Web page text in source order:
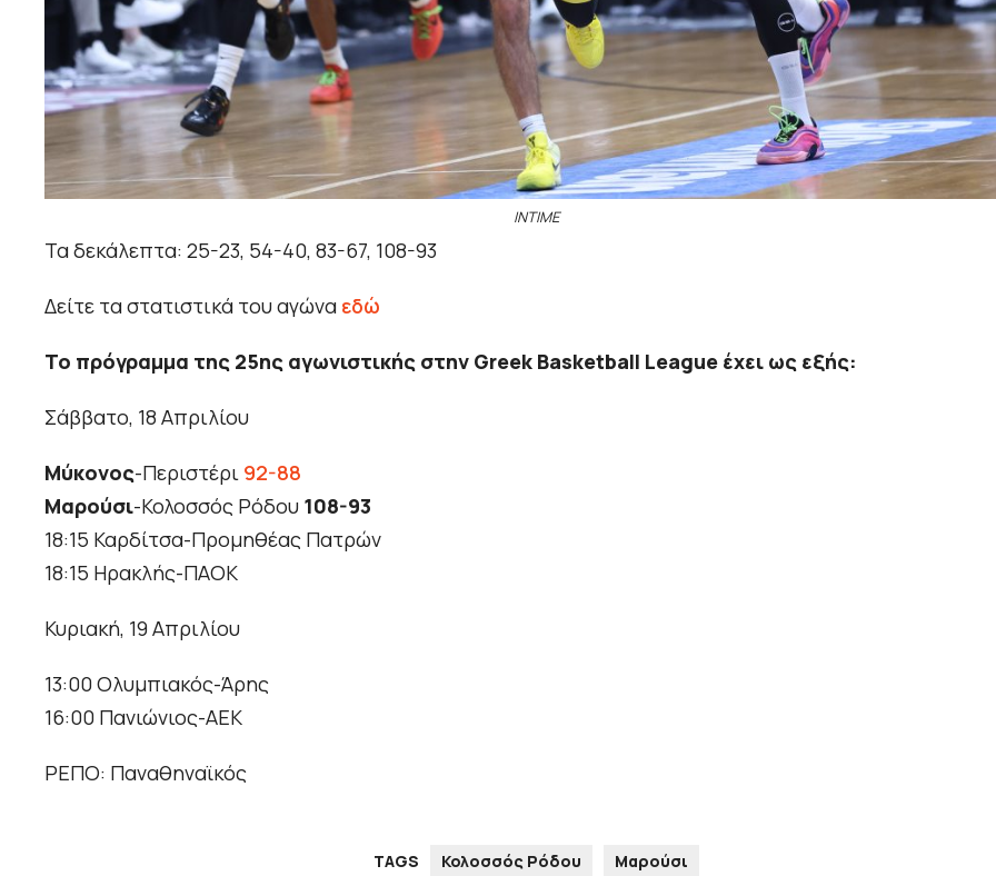
INTIME
Τα δεκάλεπτα: 25-23, 54-40, 83-67, 108-93
Δείτε τα στατιστικά του αγώνα εδώ
Το πρόγραμμα της 25ης αγωνιστικής στην Greek Basketball League έχει ως εξής:
Σάββατο, 18 Απριλίου
Μύκονος-Περιστέρι 92-88
Μαρούσι-Κολοσσός Ρόδου 108-93
18:15 Καρδίτσα-Προμηθέας Πατρών
18:15 Ηρακλής-ΠΑΟΚ
Κυριακή, 19 Απριλίου
13:00 Ολυμπιακός-Άρης
16:00 Πανιώνιος-ΑΕΚ
ΡΕΠΟ: Παναθηναϊκός
TAGS Κολοσσός Ρόδου Μαρούσι